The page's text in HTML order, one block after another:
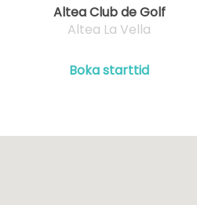
Altea Club de Golf
Altea La Vella
Boka starttid